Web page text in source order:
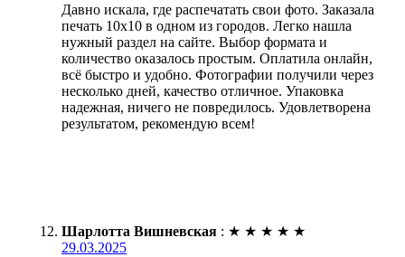
Давно искала, где распечатать свои фото. Заказала
печать 10х10 в одном из городов. Легко нашла
нужный раздел на сайте. Выбор формата и
количество оказалось простым. Оплатила онлайн,
всё быстро и удобно. Фотографии получили через
несколько дней, качество отличное. Упаковка
надежная, ничего не повредилось. Удовлетворена
результатом, рекомендую всем!
Шарлотта Вишневская : ★ ★ ★ ★ ★
29.03.2025